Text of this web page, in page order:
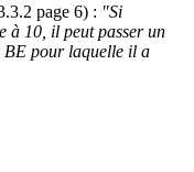
page 6) : "Si
à 10, il peut passer un
BE pour laquelle il a